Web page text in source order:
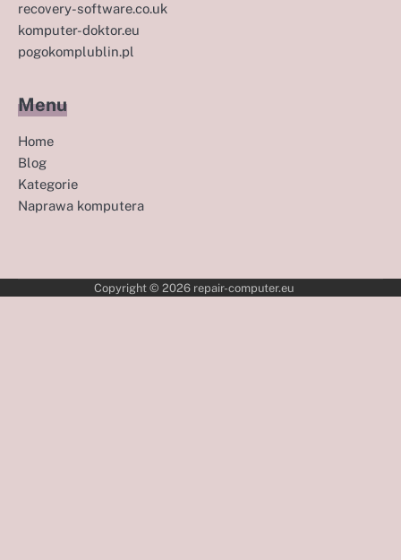
recovery-software.co.uk
komputer-doktor.eu
pogokomplublin.pl
Menu
Home
Blog
Kategorie
Naprawa komputera
Copyright © 2026 repair-computer.eu